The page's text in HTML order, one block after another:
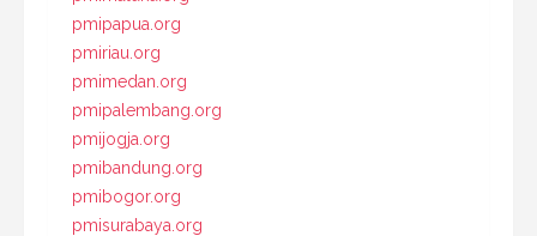
pmipapua.org
pmiriau.org
pmimedan.org
pmipalembang.org
pmijogja.org
pmibandung.org
pmibogor.org
pmisurabaya.org